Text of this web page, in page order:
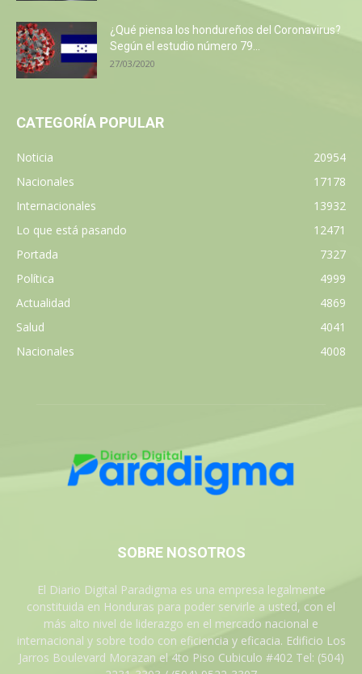
¿Qué piensa los hondureños del Coronavirus?
Según el estudio número 79...
27/03/2020
CATEGORÍA POPULAR
Noticia
20954
Nacionales
17178
Internacionales
13932
Lo que está pasando
12471
Portada
7327
Política
4999
Actualidad
4869
Salud
4041
Nacionales
4008
SOBRE NOSOTROS
El Diario Digital Paradigma es una empresa legalmente
constituida en Honduras para poder servirle a usted, con el
más alto nivel de liderazgo en el mercado nacional e
internacional y sobre todo con eficiencia y eficacia. Edificio Los
Jarros Boulevard Morazan el 4to Piso Cubiculo #402 Tel: (504)